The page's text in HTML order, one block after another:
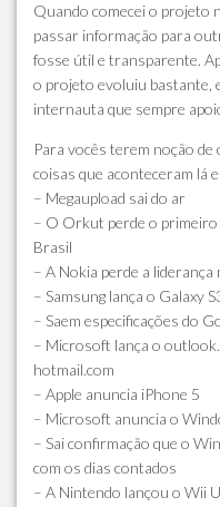
Quando comecei o projeto
passar informação para
fosse útil e transparente.
o projeto evoluiu bastante,
internauta que sempre
Para vocês terem noção
coisas que aconteceram lá
– Megaupload sai do ar
– O Orkut perde o primeiro
Brasil
– A Nokia perde a liderança
– Samsung lança o Galaxy
– Saem especificações do
– Microsoft lança o
hotmail.com
– Apple anuncia iPhone 5
– Microsoft anuncia o
– Sai confirmação que o
com os dias contados
– A Nintendo lançou o Wii U